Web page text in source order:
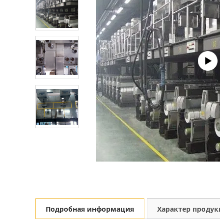
Подробная информация Характер